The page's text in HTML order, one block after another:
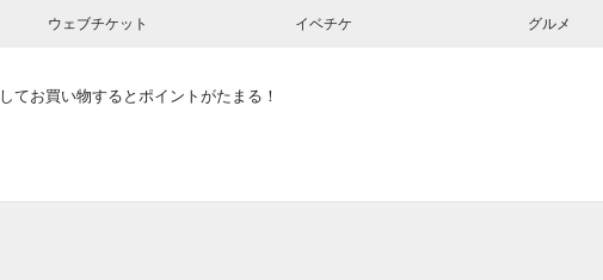
ウェブチケット イベチケ グルメ
してお買い物するとポイントがたまる！